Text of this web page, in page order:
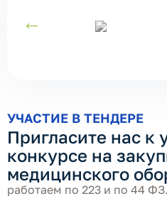
УЧАСТИЕ В ТЕНДЕРЕ
Пригласите нас к
конкурсе на
медицинского
работаем по 223 и по 44 ФЗ.